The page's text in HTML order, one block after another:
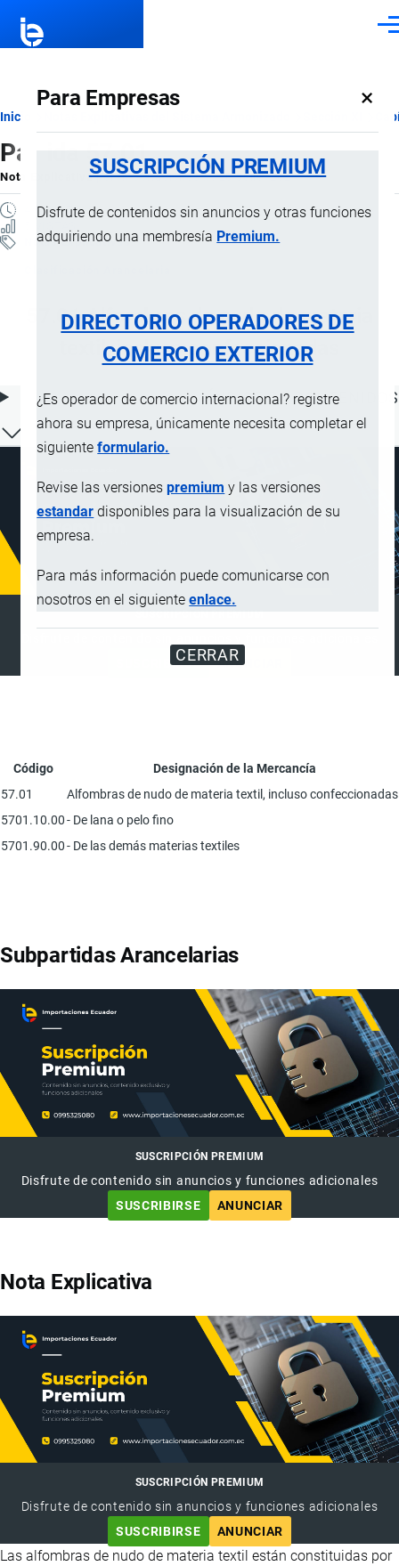
Para Empresas ×
SUSCRIPCIÓN PREMIUM
Disfrute de contenidos sin anuncios y otras funciones
adquiriendo una membresía Premium.
DIRECTORIO OPERADORES DE
COMERCIO EXTERIOR
¿Es operador de comercio internacional? registre
ahora su empresa, únicamente necesita completar el
siguienteformulario.
Revise las versionespremium y las versiones
estandar disponibles para la visualización de su
empresa.
Para más información puede comunicarse con
nosotros en el siguienteenlace.
CERRAR
Ruta
de
navegación
Inicio
Partida 57.01
Nota ExplicativaporImportaciones …, 20 Julio, 2024
4 MINUTOS
Notas Explicativas
57.01 Alfombras de nudo de materia
textil, incluso confeccionadas
ÍNDICE DE CONTENIDOS
SUSCRIBIRSE
ANUNCIAR
Código
Designación de la Mercancía
57.01
Alfombras de nudo de materia textil, incluso
5701.10.00- De lana o pelo fino
5701.90.00- De las demás materias textiles
Subpartidas Arancelarias
SUSCRIPCIÓN PREMIUM
Disfrute de contenido sin anuncios y funciones adicionales
SUSCRIBIRSE
ANUNCIAR
Nota Explicativa
SUSCRIPCIÓN PREMIUM
Disfrute de contenido sin anuncios y funciones adicionales
SUSCRIBIRSE
ANUNCIAR
Las alfombras de nudo de materia textil están constituidas por